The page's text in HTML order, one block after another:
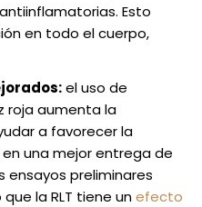
Esto
en todo el cuerpo,
el uso de
roja aumenta la
a favorecer la
una mejor entrega de
ensayos preliminares
la RLT tiene unefecto